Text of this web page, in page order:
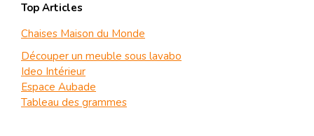
Top Articles
Chaises Maison du Monde
Découper un meuble sous lavabo
Ideo Intérieur
Espace Aubade
Tableau des grammes